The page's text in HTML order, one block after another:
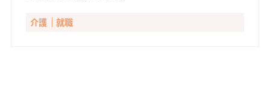
介護 就職